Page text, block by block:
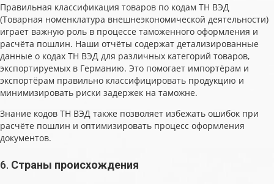
Правильная классификация товаров по кодам ТН ВЭД
(Товарная номенклатура внешнеэкономической деятельности)
играет важную роль в процессе таможенного оформления и
расчёта пошлин. Наши отчёты содержат детализированные
данные о кодах ТН ВЭД для различных категорий товаров,
экспортируемых в Германию. Это помогает импортёрам и
экспортёрам правильно классифицировать продукцию и
минимизировать риски задержек на таможне.
Знание кодов ТН ВЭД также позволяет избежать ошибок при
расчёте пошлин и оптимизировать процесс оформления
документов.
6. Страны происхождения